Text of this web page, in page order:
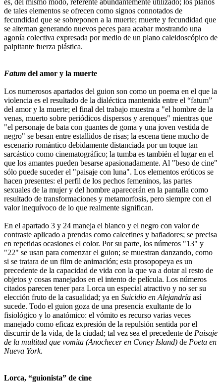
de tales elementos se ofrecen como signos connotados de
fecundidad que se sobreponen a la muerte; muerte y fecundidad que
se alternan generando nuevos peces para acabar mostrando una
agonía colectiva expresada por medio de un plano caleidoscópico de
palpitante fuerza plástica.
Fatum del amor y la muerte
Los numerosos apartados del guion son como un poema en el que la
violencia es el resultado de la dialéctica mantenida entre el “fatum”
del amor y la muerte; el final del trabajo muestra a "el hombre de la
venas, muerto sobre periódicos dispersos y arenques" mientras que
"el personaje de bata con guantes de goma y una joven vestida de
negro" se besan entre estallidos de risas; la escena tiene mucho de
escenario romántico debidamente distanciada por un toque tan
sarcástico como cinematográfico; la tumba es también el lugar en el
que los amantes pueden besarse apasionadamente. Al "beso de cine"
sólo puede suceder el "paisaje con luna". Los elementos eróticos se
hacen presentes: el perfil de los pechos femeninos, las partes
sexuales de la mujer y del hombre aparecerán en la pantalla como
resultado de transformaciones y metamorfosis, pero siempre con el
valor inequívoco de lo que realmente significan.
En el apartado 3 y 24 maneja el blanco y el negro con valor de
contraste aplicado a prendas como calcetines y bañadores; se precisa
en repetidas ocasiones el color. Por su parte, los números "13" y
"22" se usan para comenzar el guion; se muestran danzando, como
si se tratara de un film de animación; esta prosopopeya es un
precedente de la capacidad de vida con la que va a dotar al resto de
objetos y cosas manejados en el intento de película. Los números
citados parecen tener para Lorca un especial atractivo y no ser su
elección fruto de la casualidad; ya en Suicidio en Alejandría así
sucede. Todo el guion goza de una presencia exultante de lo
fisiológico y lo anatómico: el vómito es recurso varias veces
manejado como eficaz expresión de la repulsión sentida por el
discurrir de la vida, de la ciudad; tal vez sea el precedente de Paisaje
de la multitud que vomita (Anochecer en Coney Island) de Poeta en
Nueva York.
Lorca, “guionista” de cine